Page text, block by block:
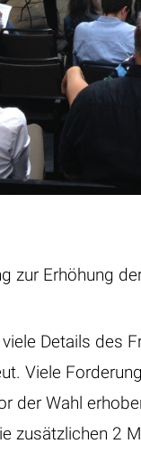
zur Erhöhung
Details des
Viele
der Wahl
zusätzlichen 2